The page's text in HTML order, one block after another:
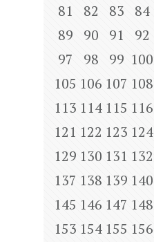
81
82 83 84
89
90 91 92
97
98 99 100
105 106 107 108
113 114 115 116
121 122 123 124
129 130 131 132
137 138 139 140
145 146 147 148
153 154 155 156